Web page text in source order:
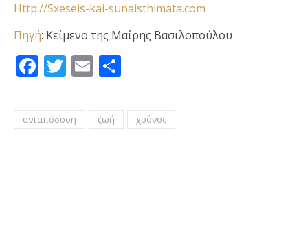
Http://Sxeseis-kai-sunaisthimata.com
Πηγή: Κείμενο της Μαίρης Βασιλοπούλου
Facebook
Twitter
Email
ανταπόδοση ζωή χρόνος